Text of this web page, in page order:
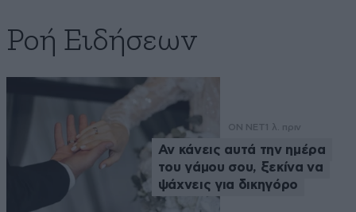
Ροή Ειδήσεων
ON NET 1 λ. πριν
Αν κάνεις αυτά την ημέρα
του γάμου σου, ξεκίνα να
ψάχνεις για δικηγόρο